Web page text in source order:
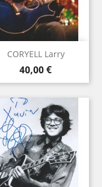
CORYELL Larry
Prix
40,00 €